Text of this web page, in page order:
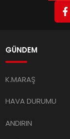
GÜNDEM
K.MARAŞ
HAVA DURUMU
ANDIRIN